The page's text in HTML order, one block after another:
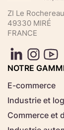
ZI Le Rochereau
49330 MIRÉ
FRANCE
NOTRE
E-commerce
Industrie et
Commerce et